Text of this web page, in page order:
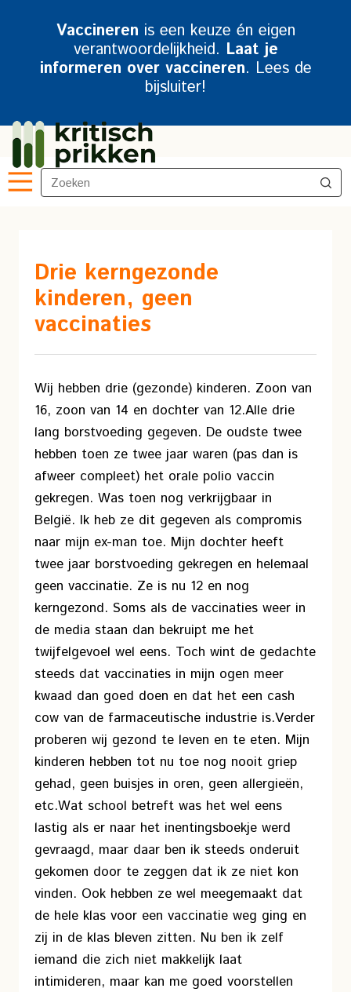
Vaccineren is een keuze én eigen
verantwoordelijkheid. Laat je
informeren over vaccineren. Lees de
bijsluiter!
Drie kerngezonde
kinderen, geen
vaccinaties
Wij hebben drie (gezonde) kinderen. Zoon van
16, zoon van 14 en dochter van 12.Alle drie
lang borstvoeding gegeven. De oudste twee
hebben toen ze twee jaar waren (pas dan is
afweer compleet) het orale polio vaccin
gekregen. Was toen nog verkrijgbaar in
België. Ik heb ze dit gegeven als compromis
naar mijn ex-man toe. Mijn dochter heeft
twee jaar borstvoeding gekregen en helemaal
geen vaccinatie. Ze is nu 12 en nog
kerngezond. Soms als de vaccinaties weer in
de media staan dan bekruipt me het
twijfelgevoel wel eens. Toch wint de gedachte
steeds dat vaccinaties in mijn ogen meer
kwaad dan goed doen en dat het een cash
cow van de farmaceutische industrie is.Verder
proberen wij gezond te leven en te eten. Mijn
kinderen hebben tot nu toe nog nooit griep
gehad, geen buisjes in oren, geen allergieën,
etc.Wat school betreft was het wel eens
lastig als er naar het inentingsboekje werd
gevraagd, maar daar ben ik steeds onderuit
gekomen door te zeggen dat ik ze niet kon
vinden. Ook hebben ze wel meegemaakt dat
de hele klas voor een vaccinatie weg ging en
zij in de klas bleven zitten. Nu ben ik zelf
iemand die zich niet makkelijk laat
intimideren, maar kan me goed voorstellen